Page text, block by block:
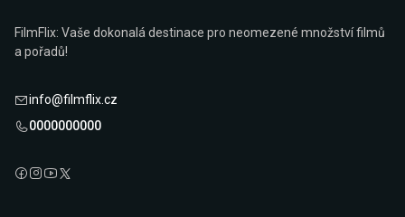
FilmFlix: Vaše dokonalá destinace pro neomezené množství filmů
a pořadů!
info@filmflix.cz
0000000000